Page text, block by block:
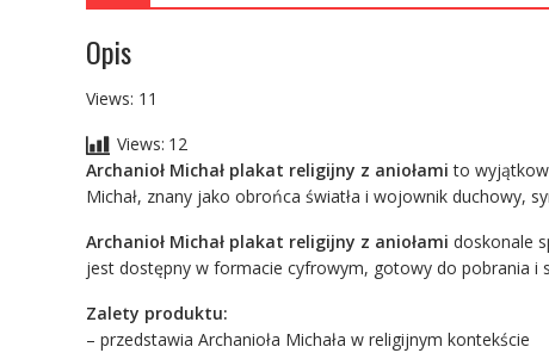
Opis
Views: 11
Views: 12
Archanioł Michał plakat religijny z aniołami to
Michał, znany jako obrońca światła i wojownik duchowy,
Archanioł Michał plakat religijny z aniołami doskonale
jest dostępny w formacie cyfrowym, gotowy do pobrania i
Zalety produktu:
– przedstawia Archanioła Michała w religijnym kontekście